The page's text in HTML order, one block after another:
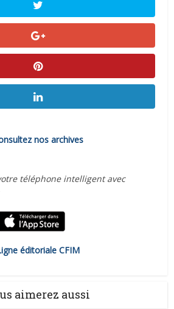
nos archives
téléphone intelligent avec
éditoriale CFIM
aimerez aussi